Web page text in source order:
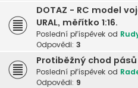
DOTAZ - RC model
URAL, měřítko 1:16.
Poslední příspěvek od
Odpovědi: 3
Protiběžný chod pásů
Poslední příspěvek od
Odpovědi: 9